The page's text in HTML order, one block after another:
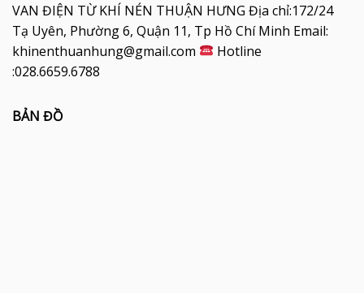
VAN ĐIỆN TỪ KHÍ NÉN THUẬN HƯNG Địa chỉ:172/24
Tạ Uyên, Phường 6, Quận 11, Tp Hồ Chí Minh Email:
khinenthuanhung@gmail.com
Hotline
:028.6659.6788
BẢN ĐỒ